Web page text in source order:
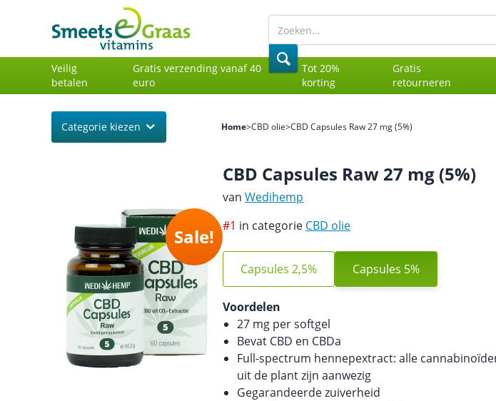
Veilig
betalen
Gratis verzending vanaf 40
euro
Tot 20%
korting
Gratis
retourneren
Categorie kiezen Home>CBD olie>CBD Capsules Raw 27 mg (5%)
CBD Capsules Raw 27 mg (5%)
van Wedihemp
#1 in categorie CBD olie
Sale!
Capsules 2,5% Capsules 5%
Voordelen
27 mg per softgel
Bevat CBD en CBDa
Full-spectrum hennepextract: alle
uit de plant zijn aanwezig
Gegarandeerde zuiverheid